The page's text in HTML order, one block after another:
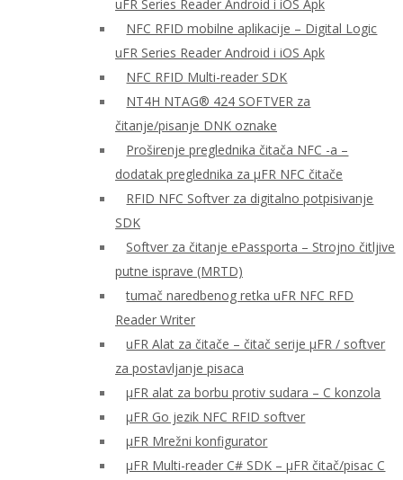
uFR Series Reader Android i iOS Apk
NFC RFID mobilne aplikacije – Digital Logic
uFR Series Reader Android i iOS Apk
NFC RFID Multi-reader SDK
NT4H NTAG® 424 SOFTVER za
čitanje/pisanje DNK oznake
Proširenje preglednika čitača NFC -a –
dodatak preglednika za μFR NFC čitače
RFID NFC Softver za digitalno potpisivanje
SDK
Softver za čitanje ePassporta – Strojno čitljive
putne isprave (MRTD)
tumač naredbenog retka uFR NFC RFD
Reader Writer
uFR Alat za čitače – čitač serije μFR / softver
za postavljanje pisaca
μFR alat za borbu protiv sudara – C konzola
μFR Go jezik NFC RFID softver
μFR Mrežni konfigurator
μFR Multi-reader C# SDK – μFR čitač/pisac C